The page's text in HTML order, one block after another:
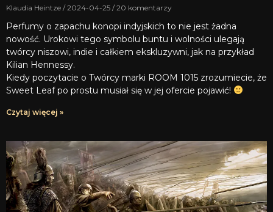
Klaudia Heintze 2024-04-25 20 komentarzy
Perfumy o zapachu konopi indyjskich to nie jest żadna
nowość. Urokowi tego symbolu buntu i wolności ulegają
twórcy niszowi, indie i całkiem ekskluzywni, jak na przykład
Kilian Hennessy.
Kiedy poczytacie o Twórcy marki ROOM 1015 zrozumiecie, że
Sweet Leaf po prostu musiał się w jej ofercie pojawić!
Czytaj więcej »